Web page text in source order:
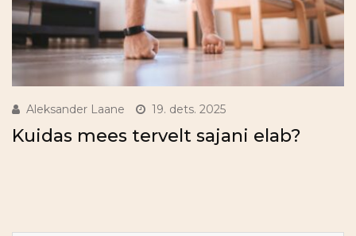
Aleksander Laane 19. dets. 2025
Kuidas mees tervelt sajani elab?